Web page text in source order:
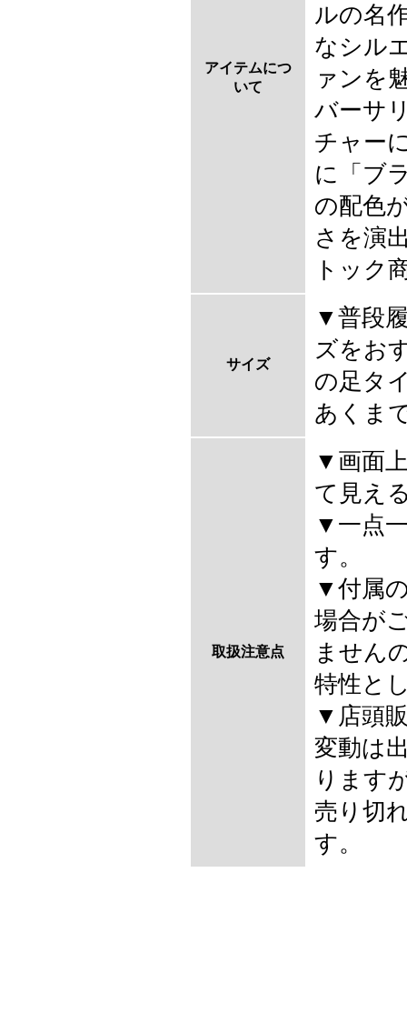
アイテムにつ
いて
ルの名
なシル
ァンを
バーサ
チャー
に「ブ
の配色
さを演
トック
サイズ
▼普段
ズをお
の足タ
あくま
取扱注意点
▼画面
て見え
▼一点
す。
▼付属
場合が
ません
特性と
▼店頭
変動は
ります
売り切
す。